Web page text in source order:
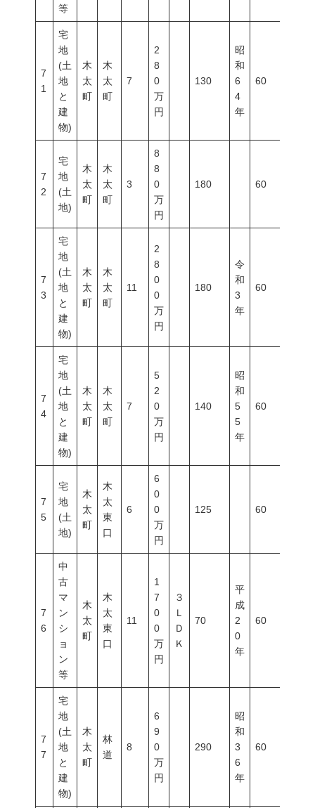
等
7
1
宅
地
(土
地
と
建
物)
木
太
町
木
太
町
7
2
8
0
万
円
130
昭
和
6
4
年
60
7
2
宅
地
(土
地)
木
太
町
木
太
町
3
8
8
0
万
円
180 60
7
3
宅
地
(土
地
と
建
物)
木
太
町
木
太
町
11
2
8
0
0
万
円
180
令
和
3
年
60
7
4
宅
地
(土
地
と
建
物)
木
太
町
木
太
町
7
5
2
0
万
円
140
昭
和
5
5
年
60
7
5
宅
地
(土
地)
木
太
町
木
太
東
口
6
6
0
0
万
円
125 60
7
6
中
古
マ
ン
シ
ョ
ン
等
木
太
町
木
太
東
口
11
1
7
0
0
万
円
３
Ｌ
Ｄ
Ｋ
70
平
成
2
0
年
60
7
7
宅
地
(土
地
と
建
物)
木
太
町
林
道
8
6
9
0
万
円
290
昭
和
3
6
年
60